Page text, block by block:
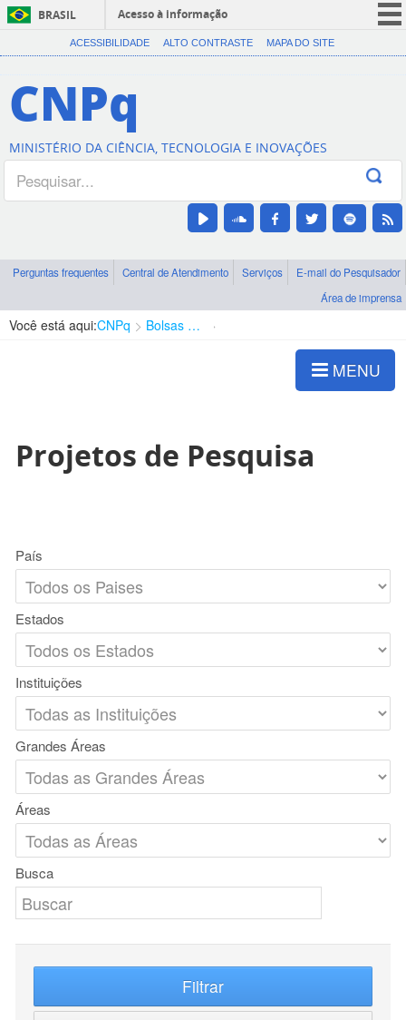
BRASIL
Acesso à informação
CORONAVÍRUS (COVID-19)
Canais
ACESSIBILIDADE ALTO CONTRASTE MAPA DO SITE
CNPq
MINISTÉRIO DA CIÊNCIA, TECNOLOGIA E INOVAÇÕES
Perguntas frequentes Central de Atendimento Serviços
E-mail do Pesquisador
Área de imprensa
Você está aqui:CNPq Bolsas e Auxílios Vigentes
MENU
Projetos de Pesquisa
País
Estados
Instituições
Grandes Áreas
Áreas
Busca
Filtrar